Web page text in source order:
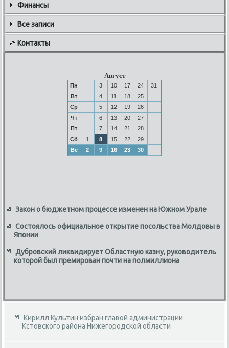
Финансы
Все записи
Контакты
Август
Пн 3 10 17 24
31
Вт
4 11 18
25
Ср
5 12 19
26
Чт
6 13 20
27
Пт
7 14 21
28
Сб
1 8 15 22
29
Вс
2 9 16 23 30
Закон о бюджетном процессе изменен на Южном Урале
Состоялось официальное открытие посольства Молдовы в
Японии
Дубровский ликвидирует Областную казну, руководитель
которой был премирован почти на полмиллиона
Кирилл Культин избран главой администрации
Кстовского района Нижегородской области